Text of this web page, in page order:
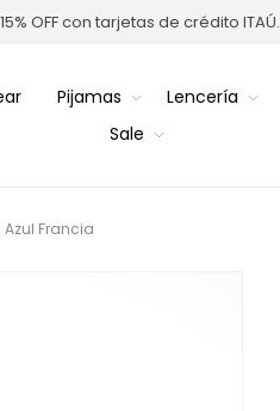
15% OFF con tarjetas de crédito ITAÚ.
Pijamas Lencería
Sale
Francia